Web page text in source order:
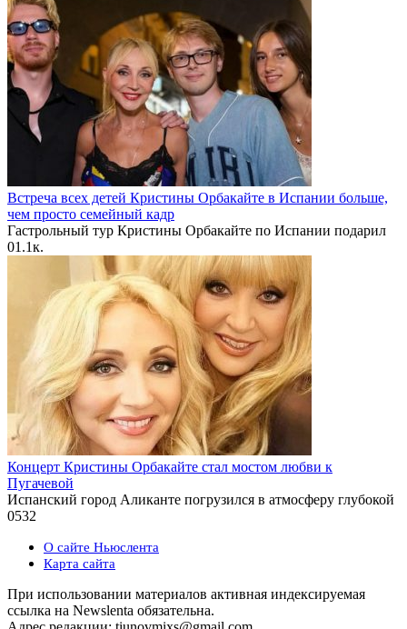
Встреча всех детей Кристины Орбакайте в Испании больше,
чем просто семейный кадр
Гастрольный тур Кристины Орбакайте по Испании подарил
01.1к.
Концерт Кристины Орбакайте стал мостом любви к
Пугачевой
Испанский город Аликанте погрузился в атмосферу глубокой
0532
О сайте Ньюслента
Карта сайта
При использовании материалов активная индексируемая
ссылка на Newslenta обязательна.